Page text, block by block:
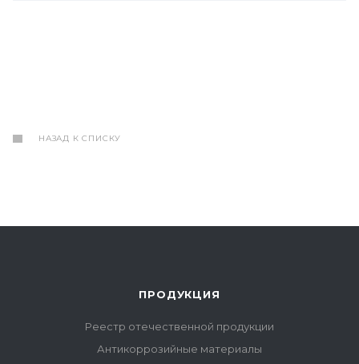
НАЗАД К СПИСКУ
ПРОДУКЦИЯ
Реестр отечественной продукции
Антикоррозийные материалы